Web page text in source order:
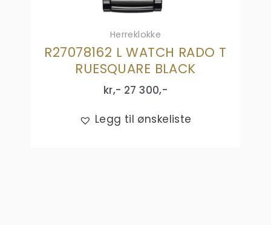
Herreklokke
R27078162 L WATCH RADO T
RUESQUARE BLACK
kr,- 27 300,-
Legg til ønskeliste